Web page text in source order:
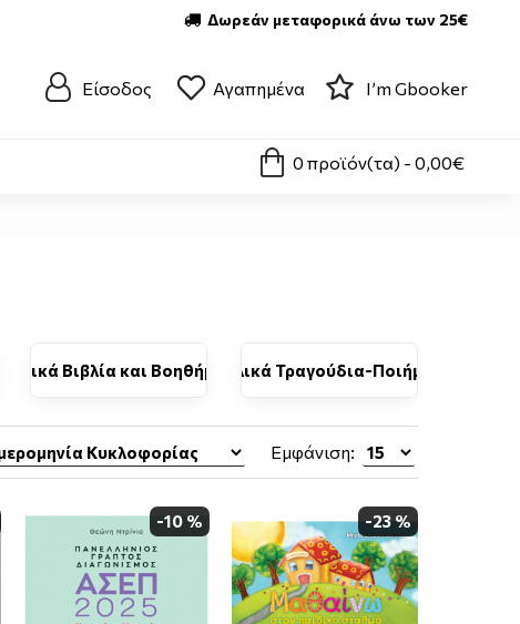
Δωρεάν μεταφορικά άνω των 25€
Είσοδος Αγαπημένα I’m Gbooker
0 προϊόν(τα) - 0,00€
Σχολικά Βιβλία και ΒοηθήματαΣχολικά Τραγούδια-Ποιήματα
Εμφάνιση:
-10 % -23 %